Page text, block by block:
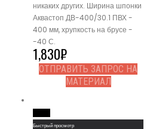
никаких других. Ширина шпонки
Аквастоп ДВ-400/30.1 ПВХ -
400 мм, хрупкость на брусе -
-40 С.
1,830₽
ОТПРАВИТЬ ЗАПРОС НА
МАТЕРИАЛ
Быстрый просмотр